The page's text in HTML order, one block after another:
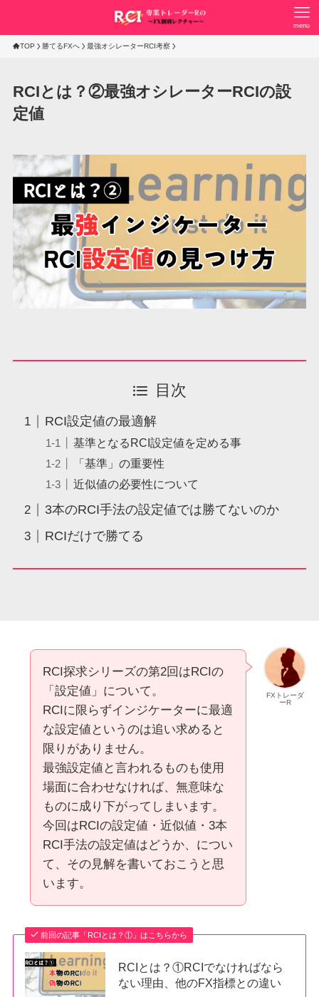
menu
TOP 勝てるFXへ 最強オシレーターRCI考察
RCIとは？②最強オシレーターRCIの設
定値
目次
RCI設定値の最適解
基準となるRCI設定値を定める事
「基準」の重要性
近似値の必要性について
3本のRCI手法の設定値では勝てないのか
RCIだけで勝てる
FXトレーダ
ーR
RCI探求シリーズの第2回はRCIの
「設定値」について。
RCIに限らずインジケーターに最適
な設定値というのは追い求めると
限りがありません。
最強設定値と言われるものも使用
場面に合わせなければ、無意味な
ものに成り下がってしまいます。
今回はRCIの設定値・近似値・3本
RCI手法の設定値はどうか、につい
て、その見解を書いておこうと思
います。
前回の記事「RCIとは？①」はこちらから
RCIとは？①RCIでなければなら
ない理由、他のFX指標との違い